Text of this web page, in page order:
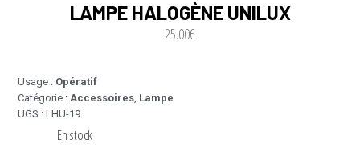
LAMPE HALOGÈNE UNILUX
25.00€
Usage : Opératif
Catégorie : Accessoires, Lampe
UGS : LHU-19
En stock